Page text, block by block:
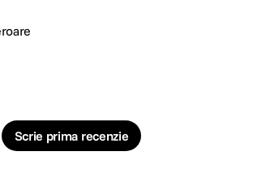
Scrie prima recenzie